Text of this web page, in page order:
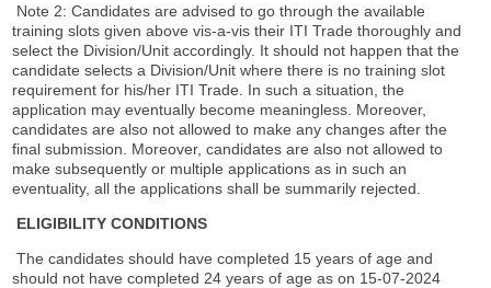
Note 2: Candidates are advised to go through the available
training slots given above vis-a-vis their ITI Trade thoroughly and
select the Division/Unit accordingly. It should not happen that the
candidate selects a Division/Unit where there is no training slot
requirement for his/her ITI Trade. In such a situation, the
application may eventually become meaningless. Moreover,
candidates are also not allowed to make any changes after the
final submission. Moreover, candidates are also not allowed to
make subsequently or multiple applications as in such an
eventuality, all the applications shall be summarily rejected.
ELIGIBILITY CONDITIONS
The candidates should have completed 15 years of age and
should not have completed 24 years of age as on 15-07-2024